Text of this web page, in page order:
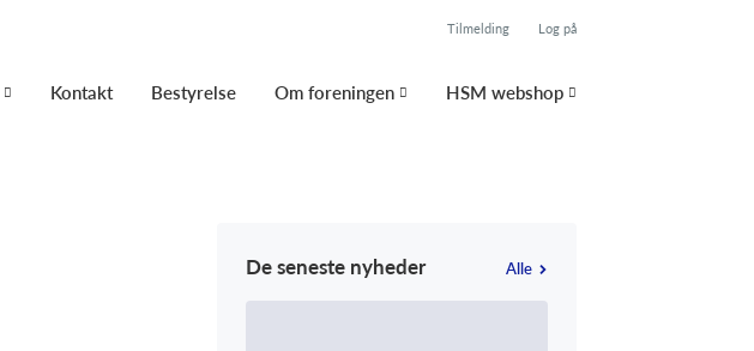
Tilmelding Log på
Kontakt Bestyrelse Om foreningen HSM webshop
De seneste nyheder Alle